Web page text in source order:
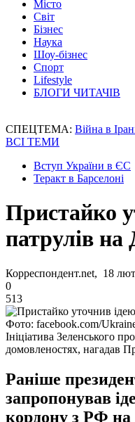
Місто
Світ
Бізнес
Наука
Шоу-бізнес
Спорт
Lifestyle
БЛОГИ ЧИТАЧІВ
СПЕЦТЕМА: Війна в
ВСІ ТЕМИ
Вступ України в ЄС
Теракт в Барселоні
Пристайко
патрулів на
Корреспондент.net, 18
0
513
Фото: facebook.com/
Ініціатива Зеленського
домовленостях, нагадав
Раніше
запропонував
кордону з РФ на